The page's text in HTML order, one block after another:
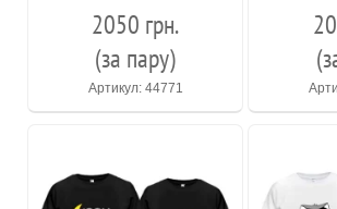
2050 грн.
(за пару)
Артикул: 44771